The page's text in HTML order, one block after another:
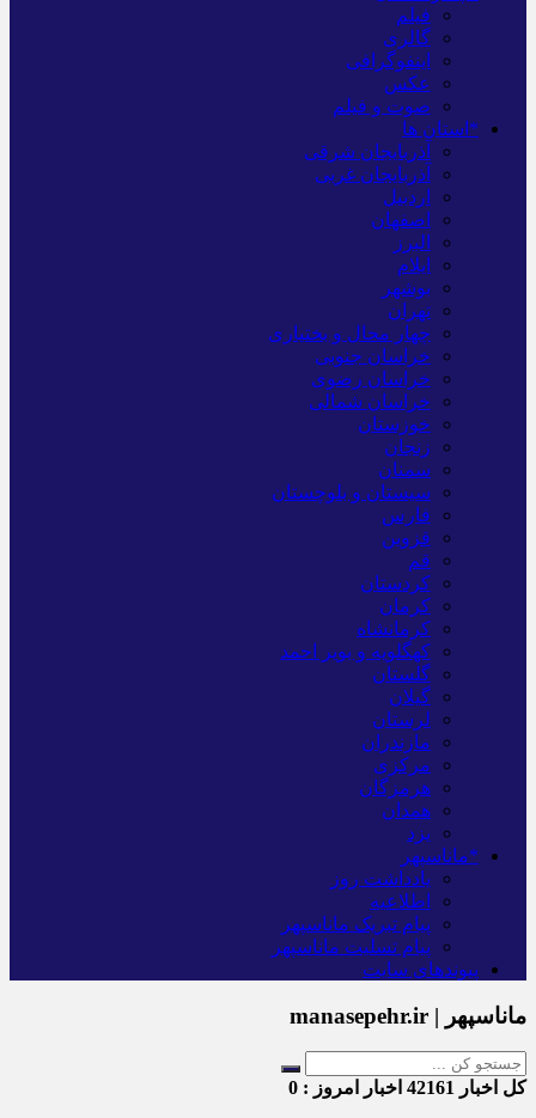
فیلم
گالری
اینفوگرافی
عکس
صوت و فیلم
*استان ها
آذربایجان شرقی
آذربایجان غربی
اردبیل
اصفهان
البرز
ایلام
بوشهر
تهران
چهار محال و بختیاری
خراسان جنوبی
خراسان رضوی
خراسان شمالی
خوزستان
زنجان
سمنان
سیستان و بلوچستان
فارس
قزوین
قم
کردستان
کرمان
کرمانشاه
کهگلویه و بویر احمد
گلستان
گیلان
لرستان
مازندران
مرکزی
هرمزگان
همدان
یزد
*ماناسپهر
یادداشت روز
اطلاعیه
پیام تبریک ماناسپهر
پیام تسلیت ماناسپهر
پیوندهای سایت
ماناسپهر | manasepehr.ir
کل اخبار اخبار امروز : 0